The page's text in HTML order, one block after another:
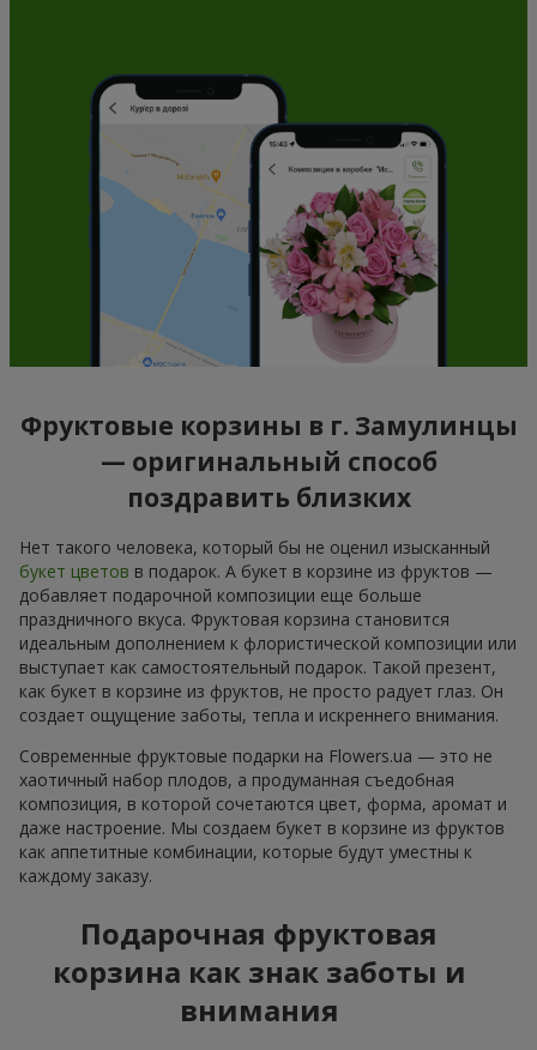
Фруктовые корзины в г. Замулинцы
— оригинальный способ
поздравить близких
Нет такого человека, который бы не оценил изысканный
букет цветов в подарок. А букет в корзине из фруктов —
добавляет подарочной композиции еще больше
праздничного вкуса. Фруктовая корзина становится
идеальным дополнением к флористической композиции или
выступает как самостоятельный подарок. Такой презент,
как букет в корзине из фруктов, не просто радует глаз. Он
создает ощущение заботы, тепла и искреннего внимания.
Современные фруктовые подарки на Flowers.ua — это не
хаотичный набор плодов, а продуманная съедобная
композиция, в которой сочетаются цвет, форма, аромат и
даже настроение. Мы создаем букет в корзине из фруктов
как аппетитные комбинации, которые будут уместны к
каждому заказу.
Подарочная фруктовая
корзина как знак заботы и
внимания